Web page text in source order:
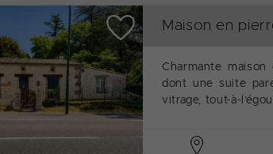
Maison en
Charmante
dont une suite
vitrage, tout-à-